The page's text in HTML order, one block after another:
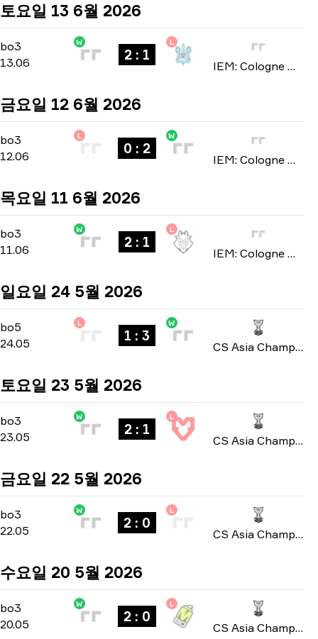
토요일 13 6월 2026
bo3
bo3
13.06
W
2 : 1
L
IEM: Cologne Major 2026
금요일 12 6월 2026
bo3
bo3
12.06
L
0 : 2
W
IEM: Cologne Major 2026
목요일 11 6월 2026
bo3
bo3
11.06
W
2 : 1
L
IEM: Cologne Major 2026
일요일 24 5월 2026
bo5 -bo5
24.05
L
1 : 3
W
CS Asia Championships 2026
토요일 23 5월 2026
bo3 -bo3
23.05
W
2 : 1
L
CS Asia Championships 2026
금요일 22 5월 2026
bo3 -bo3
22.05
W
2 : 0
L
CS Asia Championships 2026
수요일 20 5월 2026
bo3 -bo3
20.05
W
2 : 0
L
CS Asia Championships 2026